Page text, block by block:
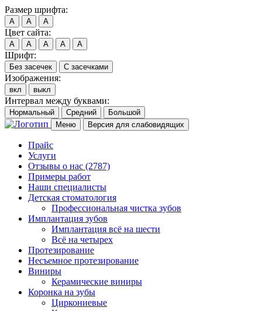
Размер шрифта:
A A A
Цвет сайта:
A A A A A
Шрифт:
Без засечек С засечками
Изображения:
вкл выкл
Интервал между буквами:
Нормальный Средний
Большой
Меню
Версия для слабовидящих
Прайс
Услуги
Отзывы о нас (2787)
Примеры работ
Наши специалисты
Детская стоматология
Профессиональная чистка зубов
Имплантация зубов
Имплантация всё на шести
Всё на четырех
Протезирование
Несъемное протезирование
Виниры
Керамические виниры
Коронка на зубы
Циркониевые